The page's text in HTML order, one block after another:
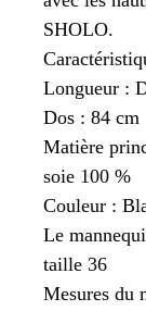
SHOLO.
Longueur :
Dos : 84 cm
Matière
soie 100 %
Couleur :
Le
taille 36
Mesures du